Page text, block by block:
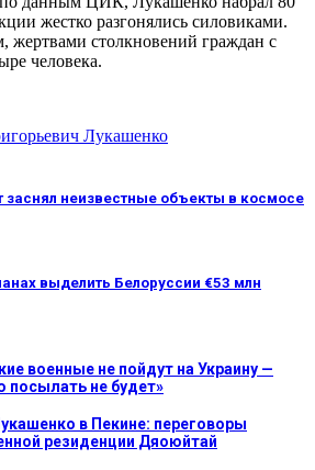
жестко разгонялись силовиками.
столкновений граждан с
человека.
Лукашенко
заснял неизвестные объекты в космосе
выделить Белоруссии €53 млн
военные не пойдут на Украину —
посылать не будет»
в Пекине: переговоры
резиденции Дяоюйтай